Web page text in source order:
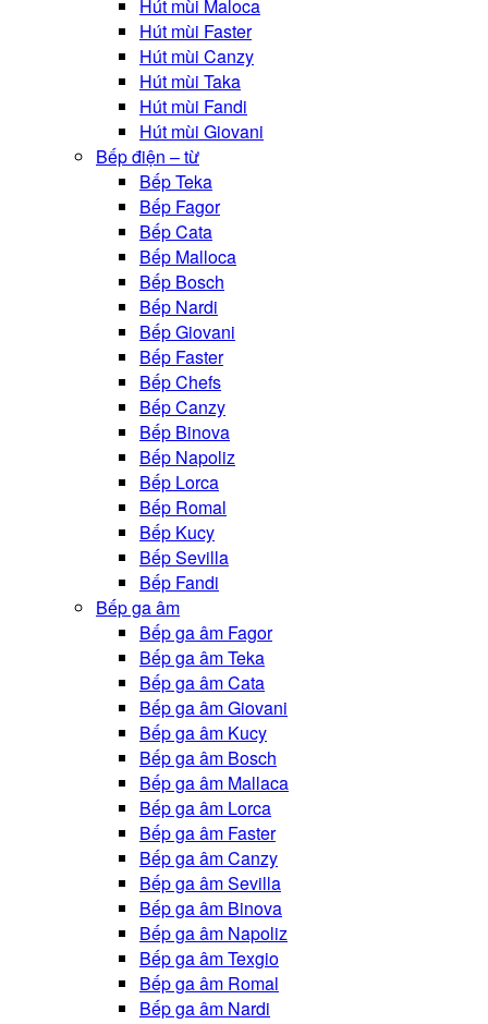
Hút mùi Maloca
Hút mùi Faster
Hút mùi Canzy
Hút mùi Taka
Hút mùi Fandi
Hút mùi Giovani
Bếp điện – từ
Bếp Teka
Bếp Fagor
Bếp Cata
Bếp Malloca
Bếp Bosch
Bếp Nardi
Bếp Giovani
Bếp Faster
Bếp Chefs
Bếp Canzy
Bếp Binova
Bếp Napoliz
Bếp Lorca
Bếp Romal
Bếp Kucy
Bếp Sevilla
Bếp Fandi
Bếp ga âm
Bếp ga âm Fagor
Bếp ga âm Teka
Bếp ga âm Cata
Bếp ga âm Giovani
Bếp ga âm Kucy
Bếp ga âm Bosch
Bếp ga âm Mallaca
Bếp ga âm Lorca
Bếp ga âm Faster
Bếp ga âm Canzy
Bếp ga âm Sevilla
Bếp ga âm Binova
Bếp ga âm Napoliz
Bếp ga âm Texgio
Bếp ga âm Romal
Bếp ga âm Nardi